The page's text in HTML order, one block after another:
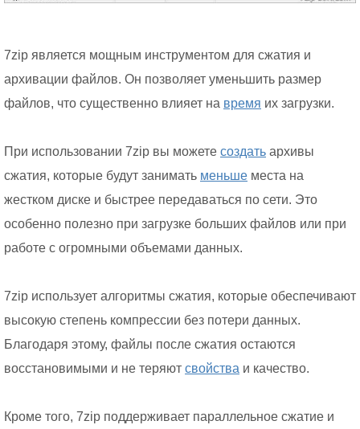
7zip является мощным инструментом для сжатия и
архивации файлов. Он позволяет уменьшить размер
файлов, что существенно влияет на время их загрузки.
При использовании 7zip вы можете создать архивы
сжатия, которые будут занимать меньше места на
жестком диске и быстрее передаваться по сети. Это
особенно полезно при загрузке больших файлов или при
работе с огромными объемами данных.
7zip использует алгоритмы сжатия, которые обеспечивают
высокую степень компрессии без потери данных.
Благодаря этому, файлы после сжатия остаются
восстановимыми и не теряют свойства и качество.
Кроме того, 7zip поддерживает параллельное сжатие и